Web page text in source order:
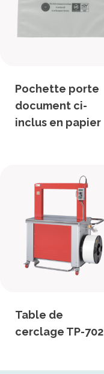
Pochette porte
document ci-
inclus en papier
Table de
cerclage TP-702